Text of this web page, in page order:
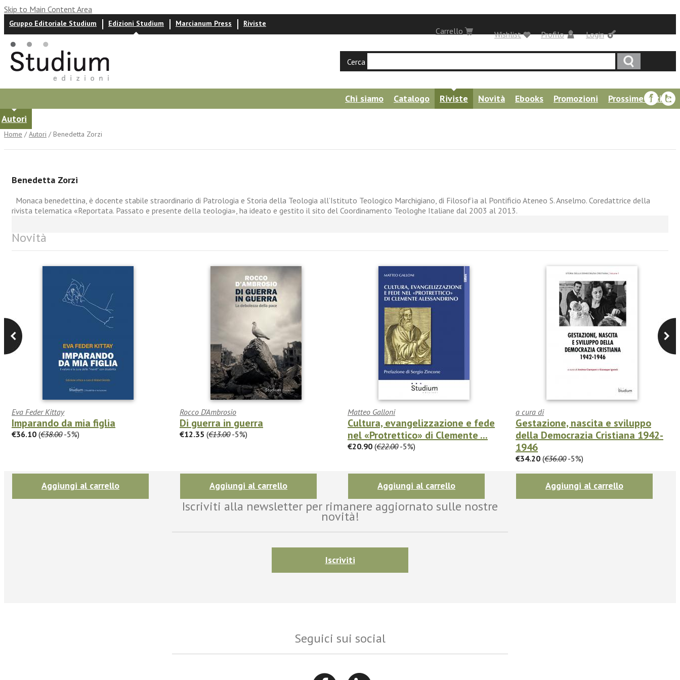
Skip to Main Content Area
Login
Carrello
Gruppo Editoriale Studium Edizioni Studium Marcianum Press Riviste
Profilo
Wishlist
Cerca
Chi siamo Catalogo Riviste Novità Ebooks Promozioni
Prossime uscite
Autori
Home /Autori / Benedetta Zorzi
Benedetta Zorzi
Monaca benedettina, è docente stabile straordinario di Patrologia e Storia della Teologia all’Istituto Teologico Marchigiano, di Filosofìa al Pontificio Ateneo S. Anselmo. Coredattrice della
rivista telematica «Reportata. Passato e presente della teologia», ha ideato e gestito il sito del Coordinamento Teologhe Italiane dal 2003 al 2013.
Novità
Eva Feder Kittay
Imparando da mia figlia
€36.10 (€38.00-5%)
Aggiungi al carrello
Rocco D'Ambrosio
Di guerra in guerra
€12.35 (€13.00-5%)
Aggiungi al carrello
Matteo Galloni
Cultura, evangelizzazione e fede
nel «Protrettico» di Clemente ...
€20.90 (€22.00-5%)
Aggiungi al carrello
a cura di
Gestazione, nascita e sviluppo
della Democrazia Cristiana 1942-
1946
€34.20 (€36.00-5%)
Aggiungi al carrello
Iscriviti alla newsletter per rimanere aggiornato sulle nostre
novità!
Iscriviti
Seguici sui social